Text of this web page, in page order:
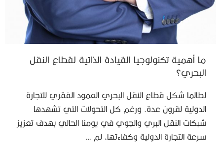
ما أهمية تكنولوجيا القيادة الذاتية لقطاع النقل
البحري؟
لطالما شكل قطاع النقل البحري العمود الفقري للتجارة
الدولية لقرون عدة. ورغم كل التحولات التي تشهدها
شبكات النقل البري والجوي في يومنا الحالي بهدف تعزيز
سرعة التجارة الدولية وكفاءتها، لم …